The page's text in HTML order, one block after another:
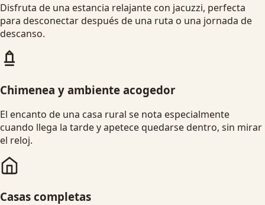
Disfruta de una estancia relajante con jacuzzi, perfecta
para desconectar después de una ruta o una jornada de
descanso.
Chimenea y ambiente acogedor
El encanto de una casa rural se nota especialmente
cuando llega la tarde y apetece quedarse dentro, sin mirar
el reloj.
Casas completas